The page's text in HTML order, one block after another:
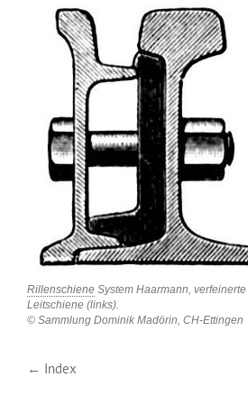
RillenschieneSystem Haarmann,
Leitschiene (links).
© Sammlung Dominik Madörin, CH-Ettingen
← Index